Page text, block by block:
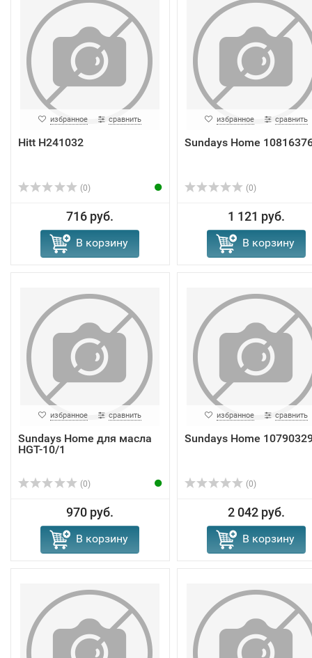
избранное сравнить
Hitt H241032
(0)
716 руб.
В корзину
избранное сравнить
Sundays Home
(0)
1 121 руб.
В корзину
избранное сравнить
Sundays Home для масла
HGT-10/1
(0)
970 руб.
В корзину
избранное сравнить
Sundays Home
(0)
2 042 руб.
В корзину